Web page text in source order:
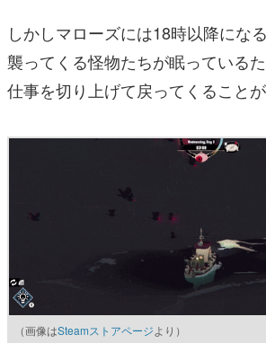
しかしマローズには18時以降にな
襲ってくる怪物たちが眠っている
仕事を切り上げて戻ってくることが
（画像はSteamストアページより）